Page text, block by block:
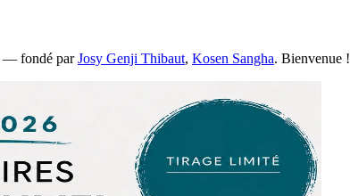
— fondé parJosy Genji Thibaut, Kosen Sangha. Bienvenue !